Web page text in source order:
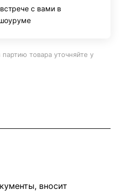
с вами в
товара уточняйте у
вносит